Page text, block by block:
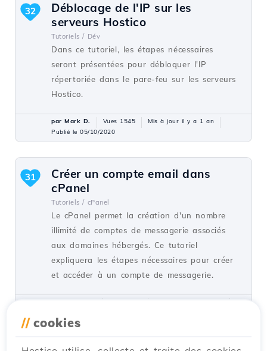
Déblocage de l'IP sur les
serveurs Hostico
Tutoriels / Dév
Dans ce tutoriel, les étapes nécessaires
seront présentées pour débloquer l'IP
répertoriée dans le pare-feu sur les serveurs
Hostico.
32
par Mark D. Vues 1545
Mis à jour il y a 1 an
Publié le 05/10/2020
Créer un compte email dans
cPanel
Tutoriels / cPanel
Le cPanel permet la création d'un nombre
illimité de comptes de messagerie associés
aux domaines hébergés. Ce tutoriel
expliquera les étapes nécessaires pour créer
et accéder à un compte de messagerie.
31
par Cătălin A. Vues 5925
Mis à jour il y a 2 ans
// cookies